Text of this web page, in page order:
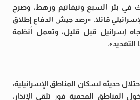
في بئر السبع ونيفاتيم ورهط، وصرح
قائلا: «رصد جيش الدفاع إطلاق
إسرائيل قبل قليل، وتعمل أنظمة
التهديد».
حديثه لسكان المناطق الإسرائيلية،
المناطق المحمية فور تلقي الإنذار،